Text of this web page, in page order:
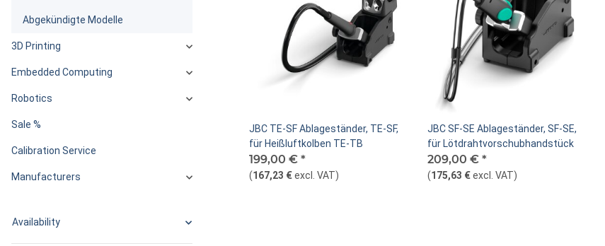
JBC TE-SF Ablageständer, TE-SF,
für Heißluftkolben TE-TB
199,00 € *
(167,23 €excl. VAT)
JBC SF-SE Ablageständer, SF-SE,
für Lötdrahtvorschubhandstück
209,00 € *
(175,63 €excl. VAT)
Abgekündigte Modelle
3D Printing
Embedded Computing
Robotics
Sale %
Calibration Service
Manufacturers
Availability